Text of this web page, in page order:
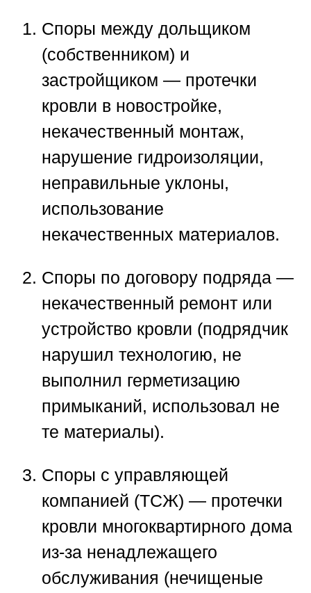
Споры между дольщиком
(собственником) и
застройщиком — протечки
кровли в новостройке,
некачественный монтаж,
нарушение гидроизоляции,
неправильные уклоны,
использование
некачественных материалов.
Споры по договору подряда —
некачественный ремонт или
устройство кровли (подрядчик
нарушил технологию, не
выполнил герметизацию
примыканий, использовал не
те материалы).
Споры с управляющей
компанией (ТСЖ) — протечки
кровли многоквартирного дома
из-за ненадлежащего
обслуживания (нечищеные